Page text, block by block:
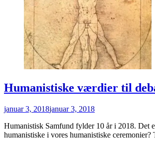
Humanistiske værdier til
Posted
januar 3, 2018januar 3, 2018
Humanistisk Samfund fylder 10 år i 2018. Det
humanistiske i vores humanistiske